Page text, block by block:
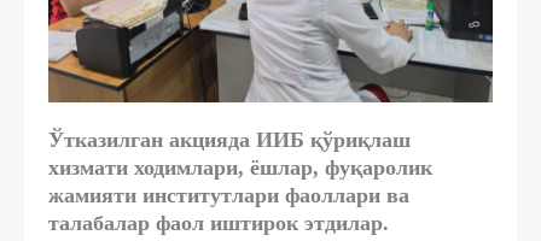
Ўтказилган акцияда ИИБ қўриқлаш
хизмати ходимлари, ёшлар, фуқаролик
жамияти институтлари фаоллари ва
талабалар фаол иштирок этдилар.